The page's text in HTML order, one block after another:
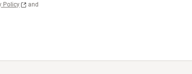
Policy
and